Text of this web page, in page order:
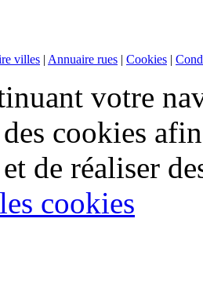
villes | Annuaire rues | Cookies |
votre
cookies
de réaliser
cookies